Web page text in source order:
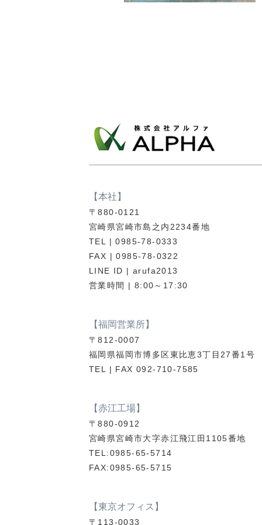
【本社】
〒880-0121
宮崎県宮崎市島之内2234番地
TEL | 0985-78-0333
FAX | 0985-78-0322
LINE ID | arufa2013
営業時間 | 8:00～17:30
【福岡営業所】
〒812-0007
福岡県福岡市博多区東比恵3丁目27番1号
TEL | FAX 092-710-7585
【赤江工場】
〒880-0912
宮崎県宮崎市大字赤江飛江田1105番地
TEL:0985-65-5714
FAX:0985-65-5715
【東京オフィス】
〒113-0033